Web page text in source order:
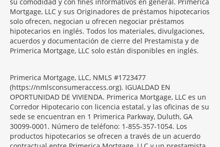
Mortgage, LLC y sus Originadores de préstamos hipotecarios
solo ofrecen, negocian u ofrecen negociar préstamos
hipotecarios en inglés. Todos los materiales, divulgaciones,
acuerdos y documentación de cierre del Prestamista y de
Primerica Mortgage, LLC solo están disponibles en inglés.
Primerica Mortgage, LLC, NMLS #1723477
(https://nmlsconsumeraccess.org). IGUALDAD EN
OPORTUNIDAD DE VIVIENDA. Primerica Mortgage, LLC es un
Corredor Hipotecario con licencia estatal, y las oficinas de su
sede se encuentran en 1 Primerica Parkway, Duluth, GA
30099-0001. Número de teléfono: 1-855-357-1054. Los
productos hipotecarios se ofrecen a través de un acuerdo